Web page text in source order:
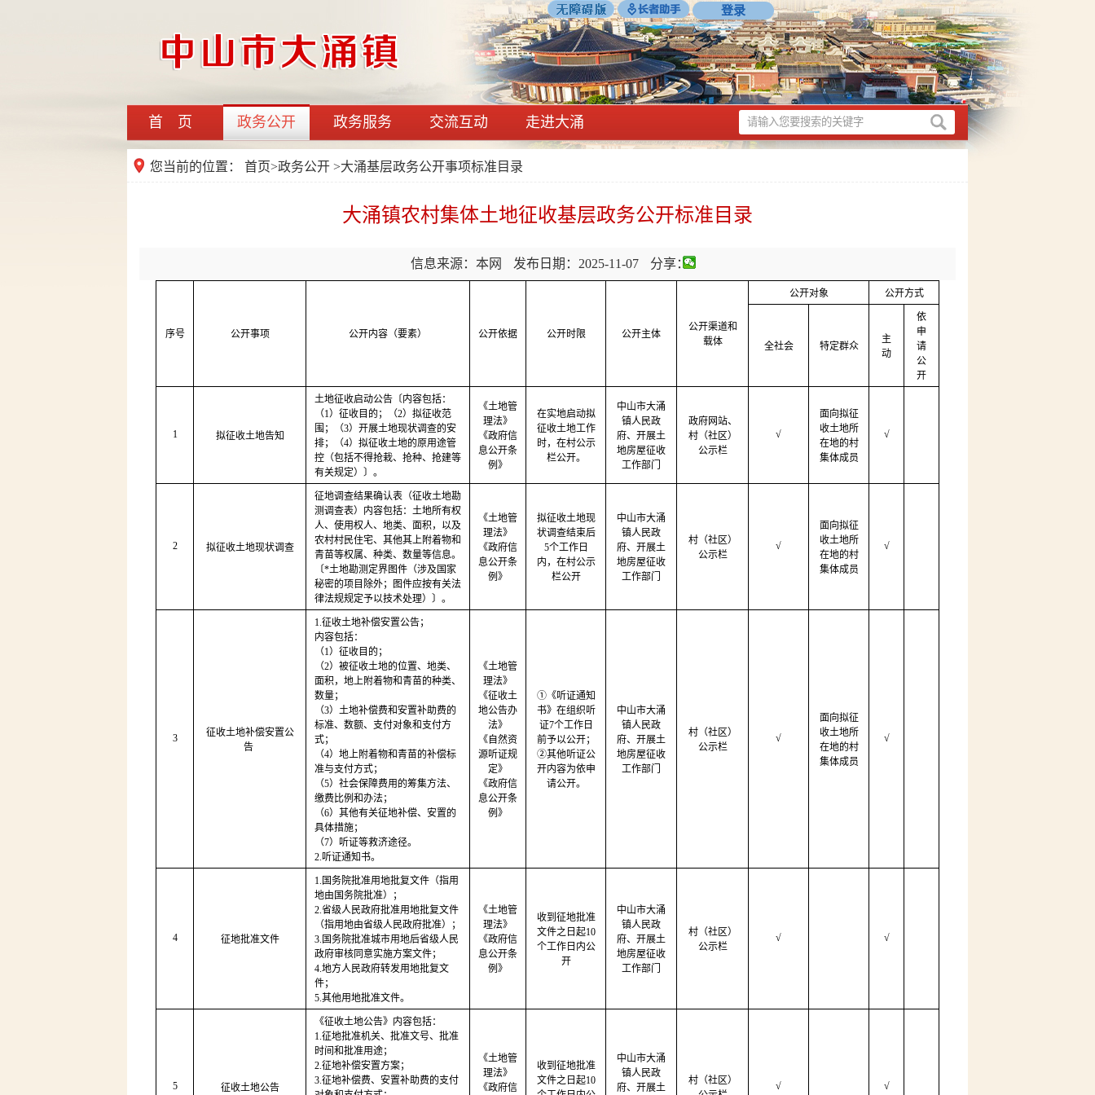
登录
首 页 政务公开 政务服务 交流互动 走进大涌
您当前的位置： 首页>政务公开 >大涌基层政务公开事项标准目录
大涌镇农村集体土地征收基层政务公开标准目录
信息来源：本网 发布日期：2025-11-07 分享：
序号 公开事项 公开内容（要素） 公开依据 公开时限 公开主体
公开渠道和
载体
公开对象 公开方式
全社会 特定群众
主
动
依
申
请
公
开
1 拟征收土地告知
土地征收启动公告〔内容包括：
（1）征收目的；（2）拟征收范
围；（3）开展土地现状调查的安
排；（4）拟征收土地的原用途管
控（包括不得抢栽、抢种、抢建等
有关规定）〕。
《土地管
理法》
《政府信
息公开条
例》
在实地启动拟
征收土地工作
时，在村公示
栏公开。
中山市大涌
镇人民政
府、开展土
地房屋征收
工作部门
政府网站、
村（社区）
公示栏
√
面向拟征
收土地所
在地的村
集体成员
√
2 拟征收土地现状调查
征地调查结果确认表（征收土地勘
测调查表）内容包括：土地所有权
人、使用权人、地类、面积，以及
农村村民住宅、其他其上附着物和
青苗等权属、种类、数量等信息。
〔*土地勘测定界图件（涉及国家
秘密的项目除外；图件应按有关法
律法规规定予以技术处理）〕。
《土地管
理法》
《政府信
息公开条
例》
拟征收土地现
状调查结束后
5个工作日
内，在村公示
栏公开
中山市大涌
镇人民政
府、开展土
地房屋征收
工作部门
村（社区）
公示栏
√
面向拟征
收土地所
在地的村
集体成员
√
3
征收土地补偿安置公
告
1.征收土地补偿安置公告；
内容包括：
（1）征收目的；
（2）被征收土地的位置、地类、
面积，地上附着物和青苗的种类、
数量；
（3）土地补偿费和安置补助费的
标准、数额、支付对象和支付方
式；
（4）地上附着物和青苗的补偿标
准与支付方式；
（5）社会保障费用的筹集方法、
缴费比例和办法；
（6）其他有关征地补偿、安置的
具体措施；
（7）听证等救济途径。
2.听证通知书。
《土地管
理法》
《征收土
地公告办
法》
《自然资
源听证规
定》
《政府信
息公开条
例》
①《听证通知
书》在组织听
证7个工作日
前予以公开；
②其他听证公
开内容为依申
请公开。
中山市大涌
镇人民政
府、开展土
地房屋征收
工作部门
村（社区）
公示栏
√
面向拟征
收土地所
在地的村
集体成员
√
4 征地批准文件
1.国务院批准用地批复文件（指用
地由国务院批准）；
2.省级人民政府批准用地批复文件
（指用地由省级人民政府批准）；
3.国务院批准城市用地后省级人民
政府审核同意实施方案文件；
4.地方人民政府转发用地批复文
件；
5.其他用地批准文件。
《土地管
理法》
《政府信
息公开条
例》
收到征地批准
文件之日起10
个工作日内公
开
中山市大涌
镇人民政
府、开展土
地房屋征收
工作部门
村（社区）
公示栏
√ √
5 征收土地公告
《征收土地公告》内容包括：
1.征地批准机关、批准文号、批准
时间和批准用途；
2.征地补偿安置方案；
3.征地补偿费、安置补助费的支付
《土地管
理法》
《政府信
收到征地批准
文件之日起10
中山市大涌
镇人民政
府、开展土
村（社区）
√ √